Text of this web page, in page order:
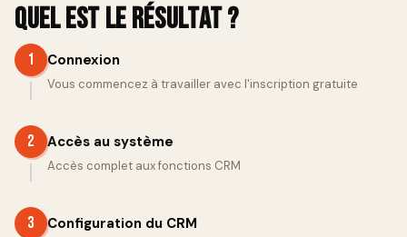
Quel est le résultat ?
1 Connexion
Vous commencez à travailler avec l'inscription gratuite
2 Accès au système
Accès complet aux fonctions CRM
3 Configuration du CRM